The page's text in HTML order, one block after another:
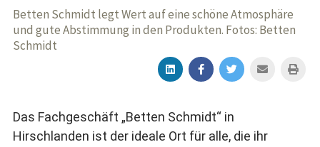
Betten Schmidt legt Wert auf eine schöne Atmosphäre
und gute Abstimmung in den Produkten. Fotos: Betten
Schmidt
Das Fachgeschäft „Betten Schmidt“ in
Hirschlanden ist der ideale Ort für alle, die ihr